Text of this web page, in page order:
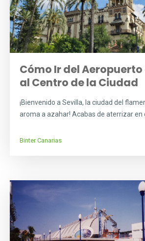
Cómo Ir del Aeropuerto
al Centro de la Ciudad
¡Bienvenido a Sevilla, la ciudad del
aroma a azahar! Acabas de aterrizar en
Binter Canarias